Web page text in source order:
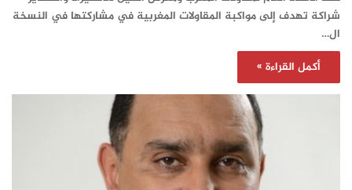
شراكة تهدف إلى مواكبة المقاولات المغربية في مشاركتها في النسخة
ال…
أكمل القراءة »